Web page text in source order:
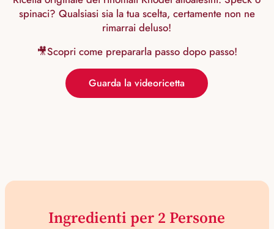
spinaci? Qualsiasi sia la tua scelta, certamente non ne
rimarrai deluso!
🎥Scopri come prepararla passo dopo passo!
Guarda la videoricetta
Ingredienti per 2 Persone